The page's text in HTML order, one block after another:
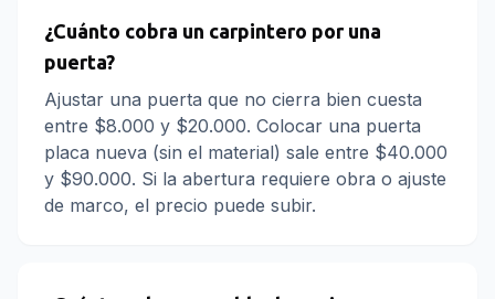
¿Cuánto cobra un carpintero por una
puerta?
Ajustar una puerta que no cierra bien cuesta
entre $8.000 y $20.000. Colocar una puerta
placa nueva (sin el material) sale entre $40.000
y $90.000. Si la abertura requiere obra o ajuste
de marco, el precio puede subir.